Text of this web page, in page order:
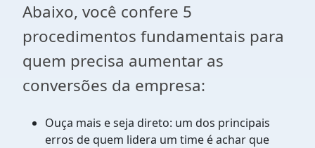
Abaixo, você confere 5
procedimentos fundamentais para
quem precisa aumentar as
conversões da empresa:
Ouça mais e seja direto: um dos principais
erros de quem lidera um time é achar que